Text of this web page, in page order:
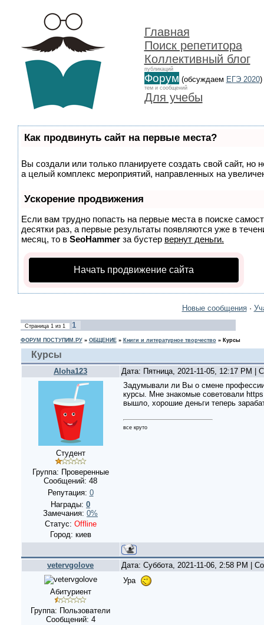
Главная
Поиск репетитора
Коллективный блог
публикаций
Форум (обсуждаем ЕГЭ 2020)
тем и сообщений
Для учебы
Как продвинуть сайт на первые места?
Вы создали или только планируете создать свой сайт, но
а целый комплекс мероприятий, направленных на
Ускорение продвижения
Если вам трудно попасть на первые места в поиске
десятки раз, а первые результаты появляются уже в
месяц, то в SeoHammer за бустер вернут деньги.
Начать продвижение сайта
Новые сообщения·
Страница 1из 1 1
ФОРУМ ПОСТУПИМ.РУ» ОБЩЕНИЕ» Книги и литературное творчество » Курсы
Курсы
Aloha123 Дата: Пятница, 2021-11-05, 12:17 PM |
Студент
Группа: Проверенные
Сообщений: 48
Репутация: 0
Награды: 0
Замечания: 0%
Статус: Offline
Город: киев
Задумывали ли Вы о смене
курсы. Мне знакомые советовали
вышло, хорошие деньги теперь
все круто
vetervgolove Дата: Суббота, 2021-11-06, 2:58 PM |
Абитуриент
Группа: Пользователи
Сообщений: 4
Ура